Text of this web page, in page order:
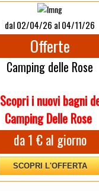
dal 02/04/26 al 04/11/26
Offerte
Camping delle Rose
Scopri i nuovi bagni
Camping Delle Rose
da 1 € al giorno
SCOPRI L'OFFERTA